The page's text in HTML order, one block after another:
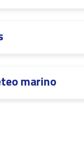
marino